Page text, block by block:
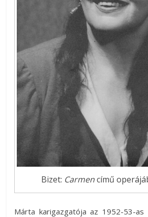
Bizet: Carmencímű
Márta karigazgatója az 1952-53-